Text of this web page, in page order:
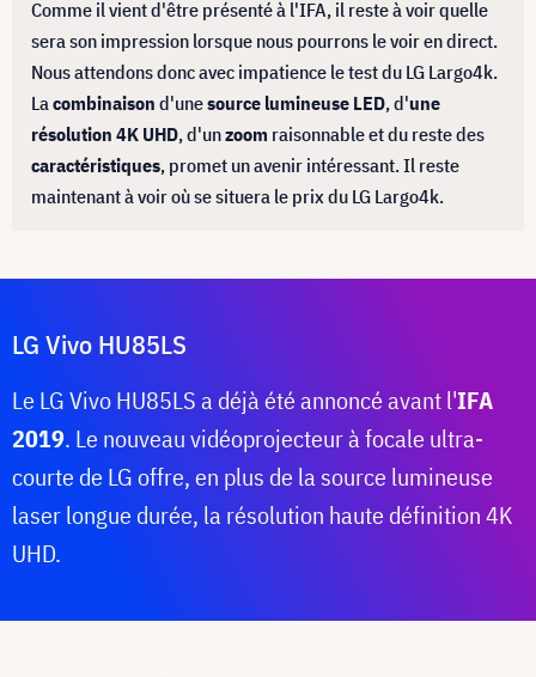
Comme il vient d'être présenté à l'IFA, il reste à voir quelle
sera son impression lorsque nous pourrons le voir en direct.
Nous attendons donc avec impatience le test du LG Largo4k.
Lacombinaison d'unesource lumineuse LED, d'une
résolution 4K UHD, d'unzoom raisonnable et du reste des
caractéristiques, promet un avenir intéressant. Il reste
maintenant à voir où se situera le prix du LG Largo4k.
LG Vivo HU85LS
Le LG Vivo HU85LS a déjà été annoncé avant l'IFA
2019. Le nouveau vidéoprojecteur à focale ultra-
courte de LG offre, en plus de la source lumineuse
laser longue durée, la résolution haute définition 4K
UHD.